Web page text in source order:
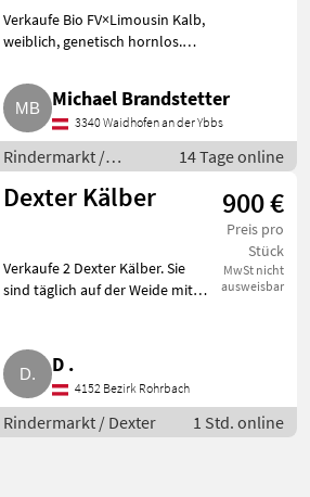
Verkaufe Bio FV×Limousin Kalb,
weiblich, genetisch hornlos.
Fleckvieh
Michael Brandstetter
3340 Waidhofen an der Ybbs
Rindermarkt /
Fleckvieh
14 Tage online
Dexter Kälber 900 €
Preis pro
Stück
MwSt nicht
ausweisbar
Verkaufe 2 Dexter Kälber. Sie
sind täglich auf der Weide mit
gewöhnt. Die beiden sind sehr
zutraulich u
D .
4152 Bezirk Rohrbach
Rindermarkt / Dexter 1 Std. online